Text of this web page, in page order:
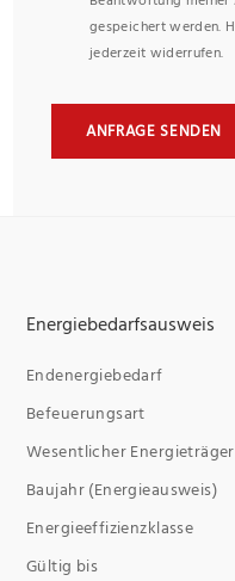
gespeichert werden.
jederzeit widerrufen.
ANFRAGE SENDEN
Energiebedarfsausweis
Endenergiebedarf
Befeuerungsart
Wesentlicher Energieträger
Baujahr (Energieausweis)
Energieeffizienzklasse
Gültig bis